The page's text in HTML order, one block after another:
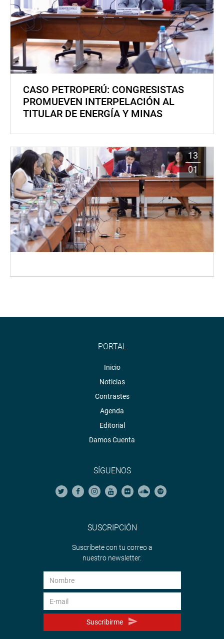
CASO PETROPERÚ: CONGRESISTAS
PROMUEVEN INTERPELACIÓN AL
TITULAR DE ENERGÍA Y MINAS
13
01
PORTAL
Inicio
Noticias
Contrastes
Agenda
Editorial
Damos Cuenta
SÍGUENOS
SUSCRIPCIÓN
Suscríbete con tu correo a
nuestro newsletter.
Suscribirme